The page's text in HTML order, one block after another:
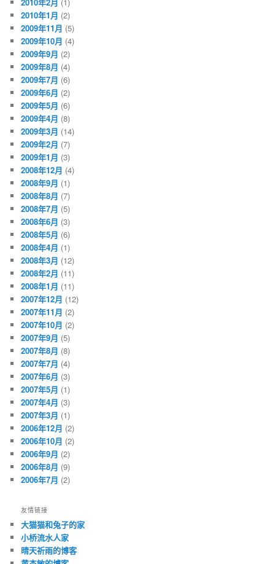
2010年1月 (2)
2009年11月 (5)
2009年10月 (4)
2009年9月 (2)
2009年8月 (4)
2009年7月 (6)
2009年6月 (2)
2009年5月 (6)
2009年4月 (8)
2009年3月 (14)
2009年2月 (7)
2009年1月 (3)
2008年12月 (4)
2008年9月 (1)
2008年8月 (7)
2008年7月 (5)
2008年6月 (3)
2008年5月 (6)
2008年4月 (1)
2008年3月 (12)
2008年2月 (11)
2008年1月 (11)
2007年12月 (12)
2007年11月 (2)
2007年10月 (2)
2007年9月 (5)
2007年8月 (8)
2007年7月 (4)
2007年6月 (3)
2007年5月 (1)
2007年4月 (3)
2007年3月 (1)
2006年12月 (2)
2006年10月 (2)
2006年9月 (2)
2006年8月 (9)
2006年7月 (2)
友情链接
大猫猫和兔子的家
小桥流水人家
晴天祈雨的博客